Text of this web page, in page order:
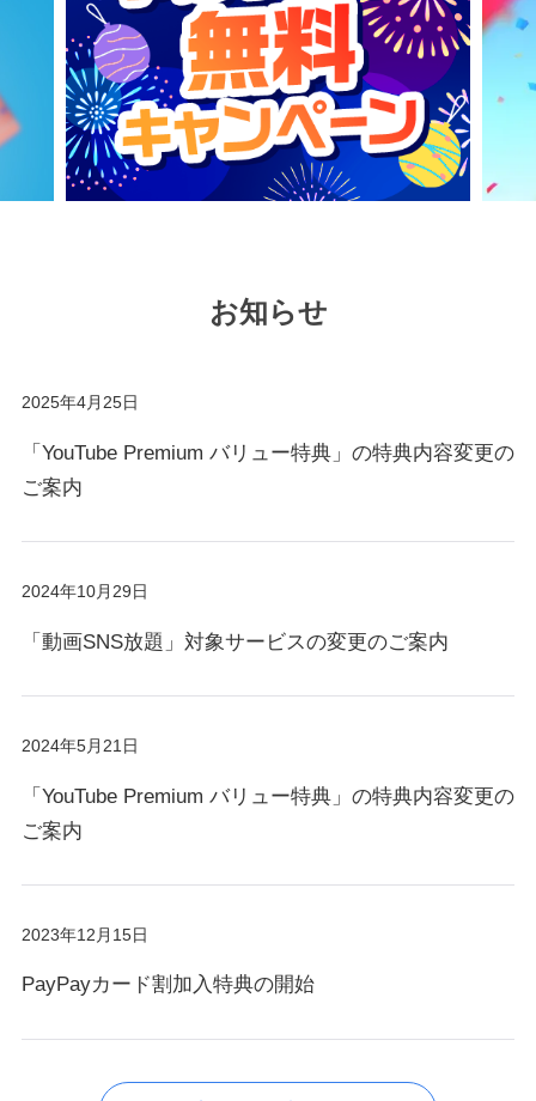
お知らせ
2025年4月25日
「YouTube Premium バリュー特典」の特典内容変更の
ご案内
2024年10月29日
「動画SNS放題」対象サービスの変更のご案内
2024年5月21日
「YouTube Premium バリュー特典」の特典内容変更の
ご案内
2023年12月15日
PayPayカード割加入特典の開始